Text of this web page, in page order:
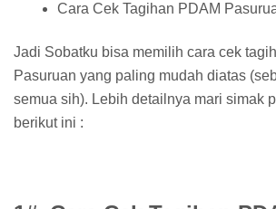
Cara Cek Tagihan PDAM
Jadi Sobatku bisa memilih cara cek
Pasuruan yang paling mudah diatas
semua sih). Lebih detailnya mari simak
berikut ini :